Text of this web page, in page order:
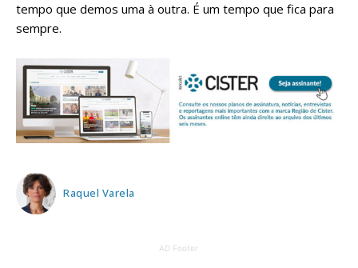
tempo que demos uma à outra. É um tempo que fica para
sempre.
Raquel Varela
AD Footer